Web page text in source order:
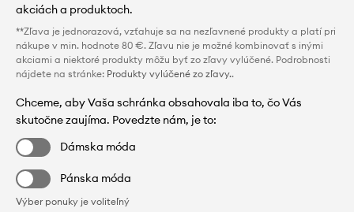
akciách a produktoch.
**Zľava je jednorazová, vzťahuje sa na nezľavnené produkty a platí pri
nákupe v min. hodnote 80 €. Zľavu nie je možné kombinovať s inými
akciami a niektoré produkty môžu byť zo zľavy vylúčené. Podrobnosti
nájdete na stránke: Produkty vylúčené zo zľavy..
Chceme, aby Vaša schránka obsahovala iba to, čo Vás
skutočne zaujíma. Povedzte nám, je to:
Dámska móda
Pánska móda
Výber ponuky je voliteľný